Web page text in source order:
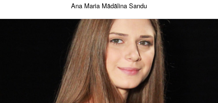
Ana Maria Mădălina Sandu